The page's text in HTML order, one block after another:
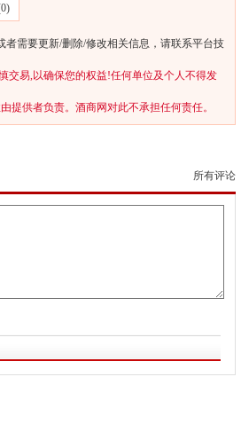
0)
需要更新/删除/修改相关信息，请联系平台技
交易,以确保您的权益!任何单位及个人不得发
提供者负责。酒商网对此不承担任何责任。
所有评论